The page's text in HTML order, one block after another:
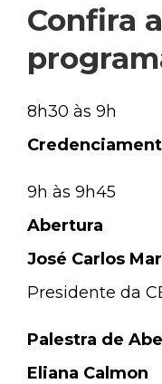
Confira a
8h30 às 9h
9h às 9h45
Abertura
José Carlos
Presidente da
Palestra de
Eliana Calmon